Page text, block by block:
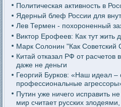
Политическая активность в
Ядерный блеф России для
Лев Термен - похороненный
Виктор Ерофеев: Как тут жить
Марк Солонин "Как Советский
Китай отказал РФ от расчетов
даже не деньги
Георгий Бурков: «Наш идеал
профессиональные
Путин уже ничего исправить
мир считает русских